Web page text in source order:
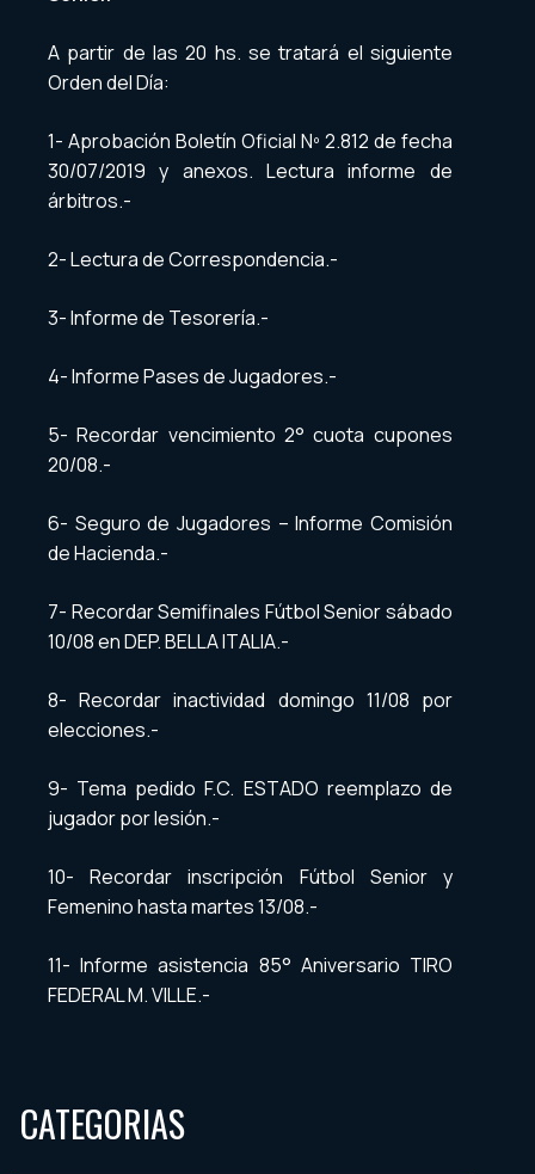
A partir de las 20 hs. se tratará el siguiente
Orden del Día:
1- Aprobación Boletín Oficial Nº 2.812 de fecha
30/07/2019 y anexos. Lectura informe de
árbitros.-
2- Lectura de Correspondencia.-
3- Informe de Tesorería.-
4- Informe Pases de Jugadores.-
5- Recordar vencimiento 2° cuota cupones
20/08.-
6- Seguro de Jugadores – Informe Comisión
de Hacienda.-
7- Recordar Semifinales Fútbol Senior sábado
10/08 en DEP. BELLA ITALIA.-
8- Recordar inactividad domingo 11/08 por
elecciones.-
9- Tema pedido F.C. ESTADO reemplazo de
jugador por lesión.-
10- Recordar inscripción Fútbol Senior y
Femenino hasta martes 13/08.-
11- Informe asistencia 85° Aniversario TIRO
FEDERAL M. VILLE.-
CATEGORIAS